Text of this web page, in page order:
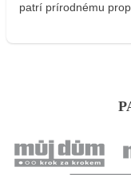
patrí prírodnému